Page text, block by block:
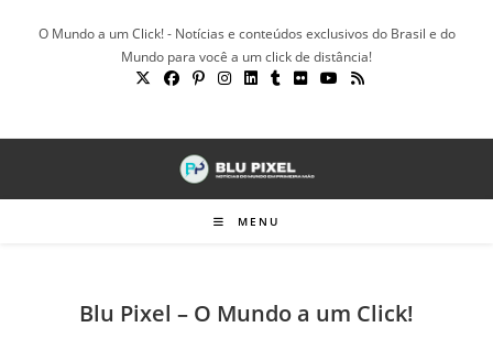
O Mundo a um Click! - Notícias e conteúdos exclusivos do Brasil e do
Mundo para você a um click de distância!
MENU
Blu Pixel – O Mundo a um Click!